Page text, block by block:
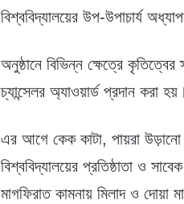
বিশ্ববিদ্যালয়ের উপ-উপাচার্য
অনুষ্ঠানে বিভিন্ন ক্ষেত্রে
চ্যান্সেলর অ্যাওয়ার্ড প্রদান করা হয়।
এর আগে কেক কাটা, পায়রা উড়ানো
বিশ্ববিদ্যালয়ের প্রতিষ্ঠাতা ও
মাগফিরাত কামনায় মিলাদ ও দোয়া